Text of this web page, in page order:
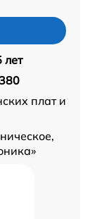
лет
плат и